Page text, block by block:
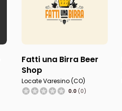
Fatti una Birra Beer
Shop
Locate Varesino (CO)
0.0(0)